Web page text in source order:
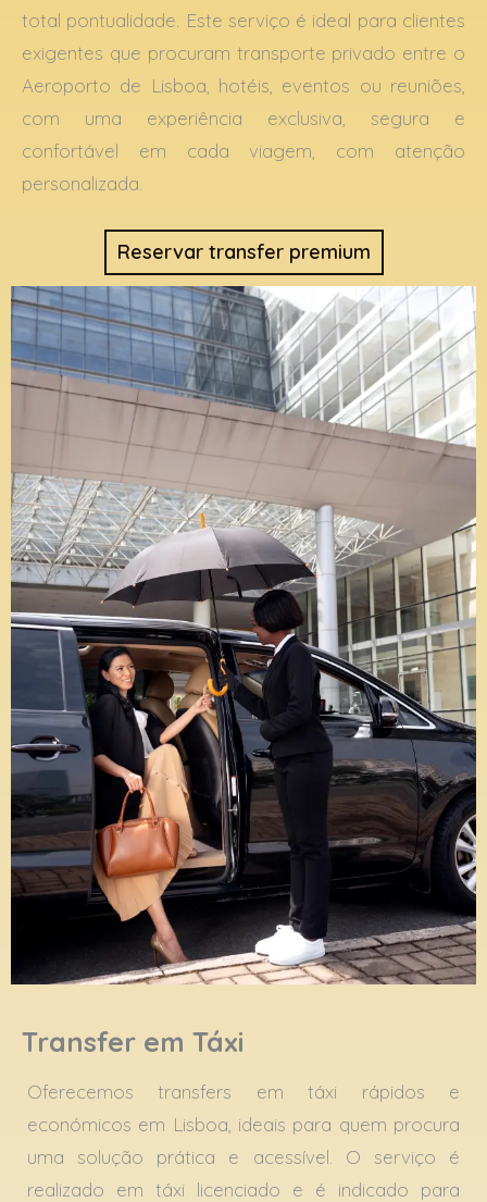
total pontualidade. Este serviço é ideal para clientes
exigentes que procuram transporte privado entre o
Aeroporto de Lisboa, hotéis, eventos ou reuniões,
com uma experiência exclusiva, segura e
confortável em cada viagem, com atenção
personalizada.
Reservar transfer premium
Transfer em Táxi
Oferecemos transfers em táxi rápidos e
económicos em Lisboa, ideais para quem procura
uma solução prática e acessível. O serviço é
realizado em táxi licenciado e é indicado para